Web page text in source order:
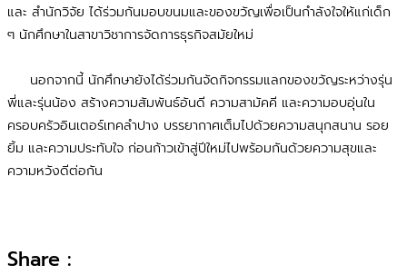
และ สำนักวิจัย ได้ร่วมกันมอบขนมและของขวัญเพื่อเป็นกำลังใจให้แก่เด็ก
ๆ นักศึกษาในสาขาวิชาการจัดการธุรกิจสมัยใหม่
นอกจากนี้ นักศึกษายังได้ร่วมกันจัดกิจกรรมแลกของขวัญระหว่างรุ่น
พี่และรุ่นน้อง สร้างความสัมพันธ์อันดี ความสามัคคี และความอบอุ่นใน
ครอบครัวอินเตอร์เทคลำปาง บรรยากาศเต็มไปด้วยความสนุกสนาน รอย
ยิ้ม และความประทับใจ ก่อนก้าวเข้าสู่ปีใหม่ไปพร้อมกันด้วยความสุขและ
ความหวังดีต่อกัน
Share :